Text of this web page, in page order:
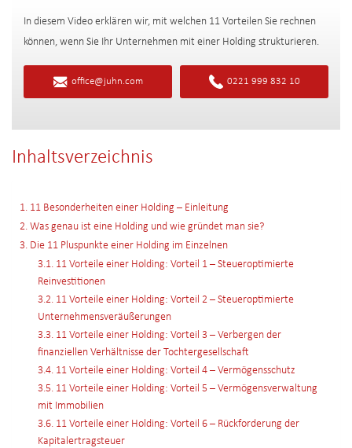
In diesem Video erklären wir, mit welchen 11 Vorteilen Sie rechnen
können, wenn Sie Ihr Unternehmen mit einer Holding strukturieren.
office@juhn.com 0221 999 832 10
Inhaltsverzeichnis
1. 11 Besonderheiten einer Holding – Einleitung
2. Was genau ist eine Holding und wie gründet man sie?
3. Die 11 Pluspunkte einer Holding im Einzelnen
3.1. 11 Vorteile einer Holding: Vorteil 1 – Steueroptimierte
Reinvestitionen
3.2. 11 Vorteile einer Holding: Vorteil 2 – Steueroptimierte
Unternehmensveräußerungen
3.3. 11 Vorteile einer Holding: Vorteil 3 – Verbergen der
finanziellen Verhältnisse der Tochtergesellschaft
3.4. 11 Vorteile einer Holding: Vorteil 4 – Vermögensschutz
3.5. 11 Vorteile einer Holding: Vorteil 5 – Vermögensverwaltung
mit Immobilien
3.6. 11 Vorteile einer Holding: Vorteil 6 – Rückforderung der
Kapitalertragsteuer